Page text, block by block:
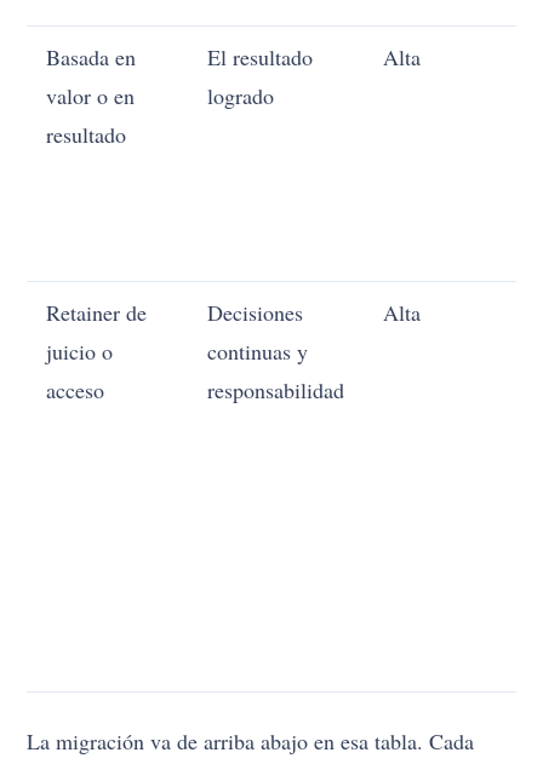
Basada en
valor o en
resultado
El resultado
logrado
Alta
Retainer de
juicio o
acceso
Decisiones
continuas y
responsabilidad
Alta
La migración va de arriba abajo en esa tabla. Cada